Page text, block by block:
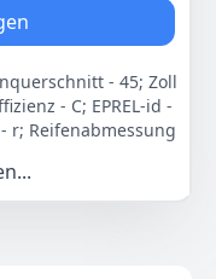
Gewicht
10,2 kg
- 45; Zoll
- C; EPREL-id -
r; Reifenabmessung
[dB] - 72;
- B;